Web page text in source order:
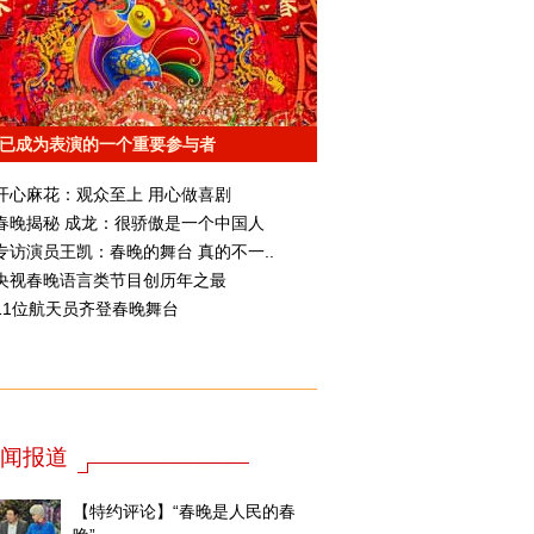
成为表演的一个重要参与者
心麻花：观众至上 用心做喜剧
晚揭秘 成龙：很骄傲是一个中国人
访演员王凯：春晚的舞台 真的不一..
视春晚语言类节目创历年之最
位航天员齐登春晚舞台
报道
【特约评论】“春晚是人民的春